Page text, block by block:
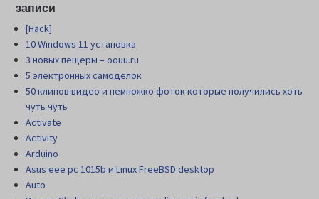
записи
[Hack]
10 Windows 11 установка
3 новых пещеры – oouu.ru
5 электронных самоделок
50 клипов видео и немножко фоток которые получились хоть
чуть чуть
Activate
Activity
Arduino
Asus eee pc 1015b и Linux FreeBSD desktop
Auto